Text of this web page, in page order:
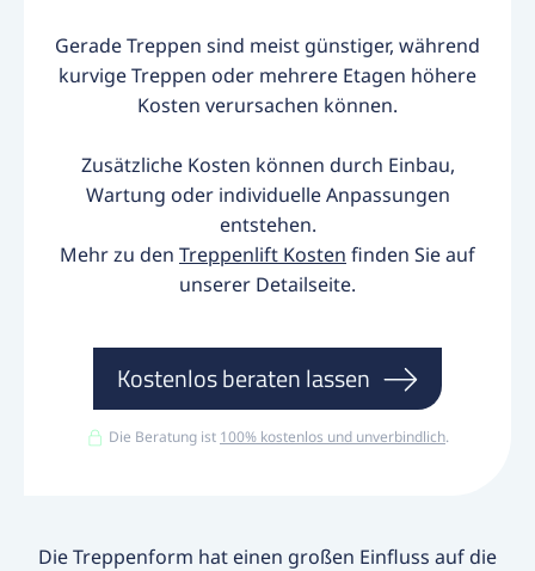
Gerade Treppen sind meist günstiger, während
kurvige Treppen oder mehrere Etagen höhere
Kosten verursachen können.
Zusätzliche Kosten können durch Einbau,
Wartung oder individuelle Anpassungen
entstehen.
Mehr zu den Treppenlift Kosten finden Sie auf
unserer Detailseite.
Kostenlos beraten lassen
Die Beratung ist 100% kostenlos und unverbindlich.
Die Treppenform hat einen großen Einfluss auf die